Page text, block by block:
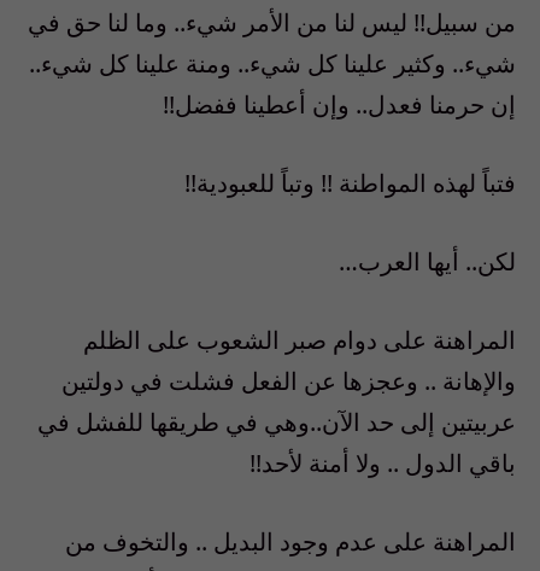
من سبيل!! ليس لنا من الأمر شيء.. وما لنا حق في
شيء.. وكثير علينا كل شيء.. ومنة علينا كل شيء..
إن حرمنا فعدل.. وإن أعطينا ففضل!!
فتباً لهذه المواطنة !! وتباً للعبودية!!
لكن.. أيها العرب…
المراهنة على دوام صبر الشعوب على الظلم
والإهانة .. وعجزها عن الفعل فشلت في دولتين
عربيتين إلى حد الآن..وهي في طريقها للفشل في
باقي الدول .. ولا أمنة لأحد!!
المراهنة على عدم وجود البديل .. والتخوف من